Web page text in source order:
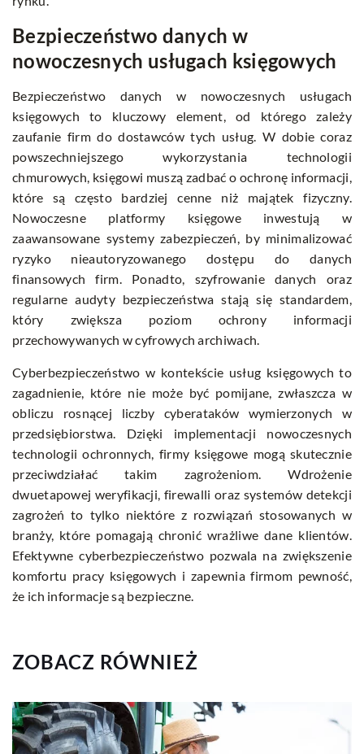
Bezpieczeństwo danych w
nowoczesnych usługach księgowych
Bezpieczeństwo danych w nowoczesnych usługach
księgowych to kluczowy element, od którego zależy
zaufanie firm do dostawców tych usług. W dobie coraz
powszechniejszego wykorzystania technologii
chmurowych, księgowi muszą zadbać o ochronę informacji,
które są często bardziej cenne niż majątek fizyczny.
Nowoczesne platformy księgowe inwestują w
zaawansowane systemy zabezpieczeń, by minimalizować
ryzyko nieautoryzowanego dostępu do danych
finansowych firm. Ponadto, szyfrowanie danych oraz
regularne audyty bezpieczeństwa stają się standardem,
który zwiększa poziom ochrony informacji
przechowywanych w cyfrowych archiwach.
Cyberbezpieczeństwo w kontekście usług księgowych to
zagadnienie, które nie może być pomijane, zwłaszcza w
obliczu rosnącej liczby cyberataków wymierzonych w
przedsiębiorstwa. Dzięki implementacji nowoczesnych
technologii ochronnych, firmy księgowe mogą skutecznie
przeciwdziałać takim zagrożeniom. Wdrożenie
dwuetapowej weryfikacji, firewalli oraz systemów detekcji
zagrożeń to tylko niektóre z rozwiązań stosowanych w
branży, które pomagają chronić wrażliwe dane klientów.
Efektywne cyberbezpieczeństwo pozwala na zwiększenie
komfortu pracy księgowych i zapewnia firmom pewność,
że ich informacje są bezpieczne.
ZOBACZ RÓWNIEŻ